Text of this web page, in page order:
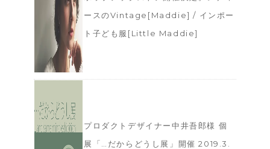
ースのVintage[Maddie] / インポー
ト子ども服[Little Maddie]
プロダクトデザイナー中井吾郎様 個
展「…だからどうし展」開催 2019.3.